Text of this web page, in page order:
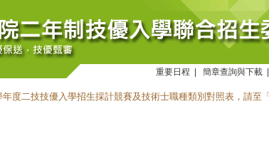
重要日程 簡章查詢與下載
年度二技技優入學招生採計競賽及技術士職種類別對照表，請至「